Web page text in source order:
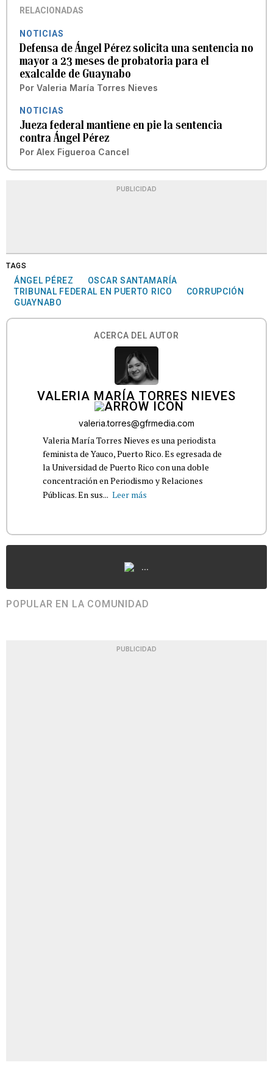
RELACIONADAS
NOTICIAS
Defensa de Ángel Pérez solicita una sentencia no
mayor a 23 meses de probatoria para el
exalcalde de Guaynabo
Por Valeria María Torres Nieves
NOTICIAS
Jueza federal mantiene en pie la sentencia
contra Ángel Pérez
Por Alex Figueroa Cancel
PUBLICIDAD
TAGS
ÁNGEL PÉREZ
OSCAR SANTAMARÍA
TRIBUNAL FEDERAL EN PUERTO RICO
CORRUPCIÓN
GUAYNABO
ACERCA DEL AUTOR
VALERIA MARÍA TORRES NIEVES
valeria.torres@gfrmedia.com
Valeria María Torres Nieves es una periodista
feminista de Yauco, Puerto Rico. Es egresada de
la Universidad de Puerto Rico con una doble
concentración en Periodismo y Relaciones
Públicas. En sus... Leer más
...
POPULAR EN LA COMUNIDAD
PUBLICIDAD